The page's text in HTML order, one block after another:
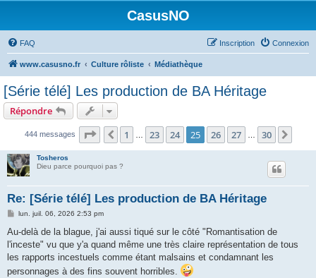
CasusNO
FAQ Connexion
Inscription
www.casusno.fr Culture rôliste Médiathèque
[Série télé] Les production de BA Héritage
Répondre
444 messages Page 25 sur 30
Précédent
1 23 24 25 26 27 30
Tosheros
Dieu parce pourquoi pas ?
Re: [Série télé] Les production de BA Héritage
M
s
a
g
lun. juil. 06, 2026 2:53 pm
Au-delà de la blague, j'ai aussi tiqué sur le côté "Romantisation de
l'inceste" vu que y'a quand même une très claire représentation de tous
les rapports incestuels comme étant malsains et condamnant les
personnages à des fins souvent horribles.